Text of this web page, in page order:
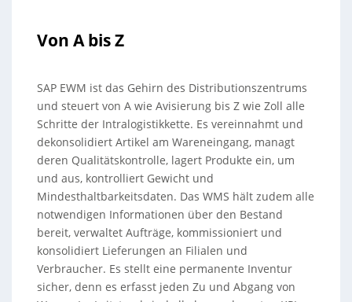
Von A bis Z
SAP EWM ist das Gehirn des Distributionszentrums
und steuert von A wie Avisierung bis Z wie Zoll alle
Schritte der Intralogistikkette. Es vereinnahmt und
dekonsolidiert Artikel am Wareneingang, managt
deren Qualitätskontrolle, lagert Produkte ein, um
und aus, kontrolliert Gewicht und
Mindesthaltbarkeitsdaten. Das WMS hält zudem alle
notwendigen Informationen über den Bestand
bereit, verwaltet Aufträge, kommissioniert und
konsolidiert Lieferungen an Filialen und
Verbraucher. Es stellt eine permanente Inventur
sicher, denn es erfasst jeden Zu und Abgang von